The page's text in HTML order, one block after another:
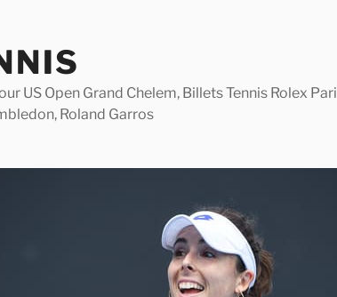
US Open Grand Chelem, Billets Tennis Rolex
Roland Garros